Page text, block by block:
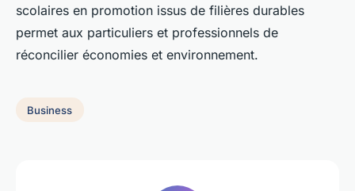
scolaires en promotion issus de filières durables
permet aux particuliers et professionnels de
réconcilier économies et environnement.
Business